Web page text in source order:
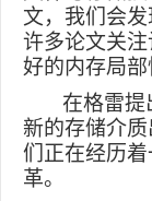
文，我们会发
许多论文关
好的内存局
在格雷提
新的存储介
们正在经历
革。